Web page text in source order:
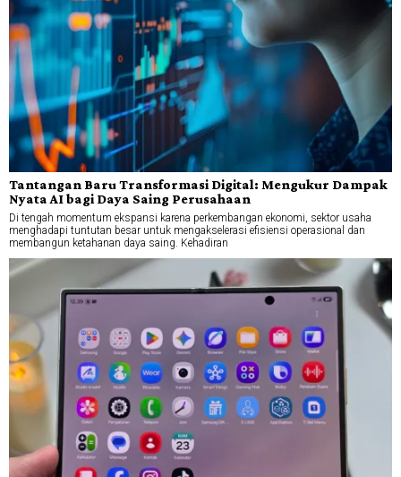
Tantangan Baru Transformasi Digital: Mengukur Dampak
Nyata AI bagi Daya Saing Perusahaan
Di tengah momentum ekspansi karena perkembangan ekonomi, sektor usaha
menghadapi tuntutan besar untuk mengakselerasi efisiensi operasional dan
membangun ketahanan daya saing. Kehadiran